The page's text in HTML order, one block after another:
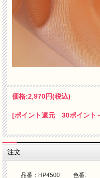
価格:2,970円(税込)
[ポイント還元 30ポイント
注文
品番：HP4500 色番: